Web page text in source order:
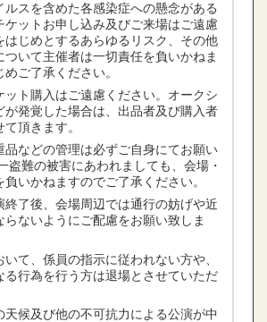
ルスを含めた各感染症への懸念がある
ケットお申し込み及びご来場はご遠慮
はじめとするあらゆるリスク、その他
ついて主催者は一切責任を負いかねま
ご了承ください。
ット購入はご遠慮ください。オークシ
が発覚した場合は、出品者及び購入者
頂きます。
品などの管理は必ずご自身にてお願い
盗難の被害にあわれましても、会場・
いかねますのでご了承ください。
終了後、会場周辺では通行の妨げや近
らないようにご配慮をお願い致しま
いて、係員の指示に従われない方や、
る行為を行う方は退場とさせていただ
天候及び他の不可抗力による公演が中